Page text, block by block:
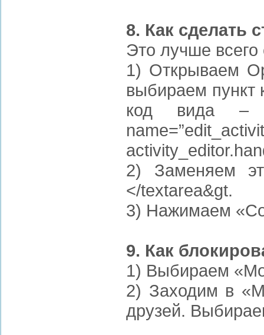
8. Как сделать
Это лучше
1) Открываем
выбираем пункт
код вида –
2) Заменяем
</textarea&gt.
3) Нажимаем
9. Как
1) Выбираем
2) Заходим в
друзей.